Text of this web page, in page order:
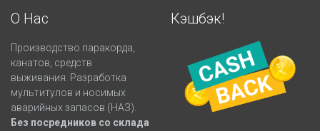
О Нас
Производство паракорда,
канатов, средств
выживания. Разработка
мультитулов и носимых
аварийных запасов (НАЗ).
Без посредников со склада
Кэшбэк!